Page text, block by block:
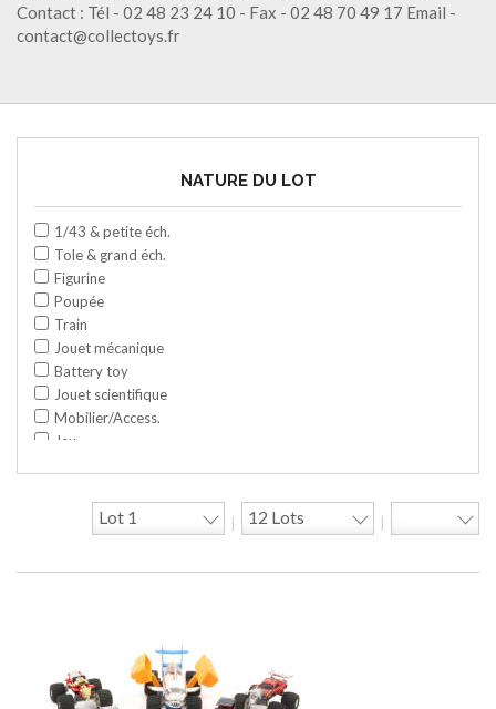
Contact : Tél - 02 48 23 24 10 - Fax - 02 48 70 49 17 Email -
contact@collectoys.fr
NATURE DU LOT
1/43 & petite éch.
Tole & grand éch.
Figurine
Poupée
Train
Jouet mécanique
Battery toy
Jouet scientifique
Mobilier/Access.
Jeu
Travaux publics
Jeu construction
Action Figure
Peluche